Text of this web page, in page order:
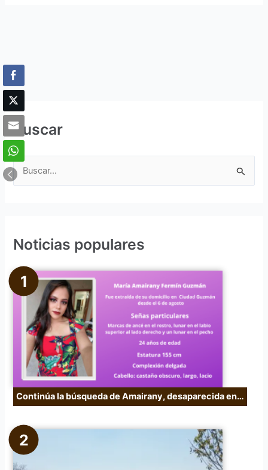
Buscar
B
a
o
Noticias populares
Continúa la búsqueda de Amairany, desaparecida en…